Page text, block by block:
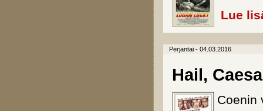
Lue
Perjantai - 04.03.2016
Hail,
Coenin